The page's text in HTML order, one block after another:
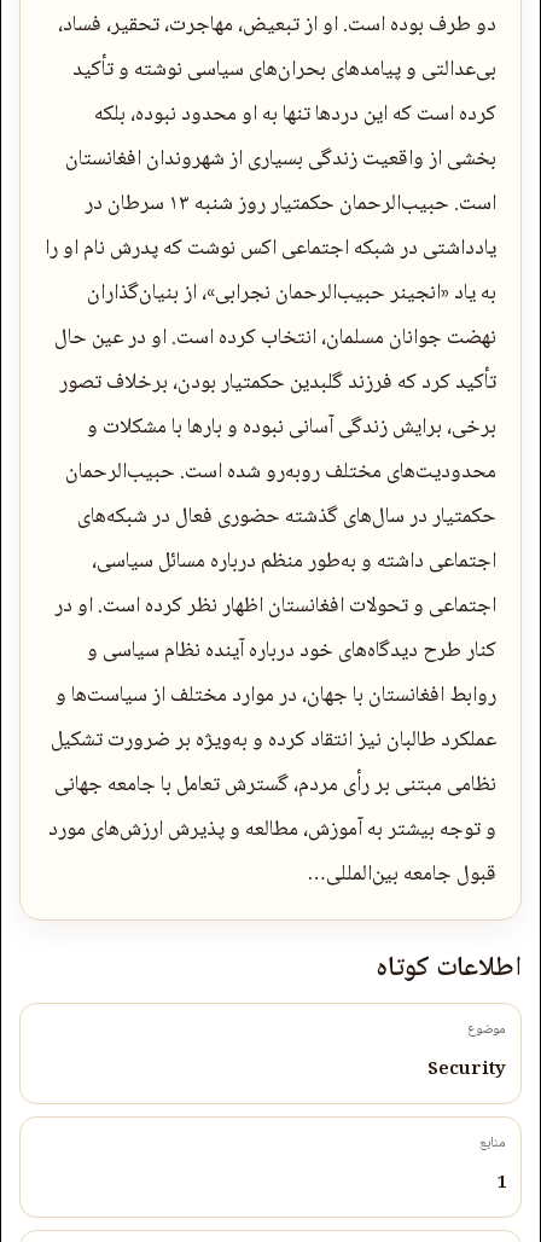
دو طرف بوده است. او از تبعیض، مهاجرت، تحقیر، فساد،
بی‌عدالتی و پیامدهای بحران‌های سیاسی نوشته و تأکید
کرده است که این دردها تنها به او محدود نبوده، بلکه
بخشی از واقعیت زندگی بسیاری از شهروندان افغانستان
است. حبیب‌الرحمان حکمتیار روز شنبه ۱۳ سرطان در
یادداشتی در شبکه اجتماعی اکس نوشت که پدرش نام او را
به یاد «انجینر حبیب‌الرحمان نجرابی»، از بنیان‌گذاران
نهضت جوانان مسلمان، انتخاب کرده است. او در عین حال
تأکید کرد که فرزند گلبدین حکمتیار بودن، برخلاف تصور
برخی، برایش زندگی آسانی نبوده و بارها با مشکلات و
محدودیت‌های مختلف روبه‌رو شده است. حبیب‌الرحمان
حکمتیار در سال‌های گذشته حضوری فعال در شبکه‌های
اجتماعی داشته و به‌طور منظم درباره مسائل سیاسی،
اجتماعی و تحولات افغانستان اظهار نظر کرده است. او در
کنار طرح دیدگاه‌های خود درباره آینده نظام سیاسی و
روابط افغانستان با جهان، در موارد مختلف از سیاست‌ها و
عملکرد طالبان نیز انتقاد کرده و به‌ویژه بر ضرورت تشکیل
نظامی مبتنی بر رأی مردم، گسترش تعامل با جامعه جهانی
و توجه بیشتر به آموزش، مطالعه و پذیرش ارزش‌های مورد
قبول جامعه بین‌المللی…
اطلاعات کوتاه
موضوع
Security
منابع
1